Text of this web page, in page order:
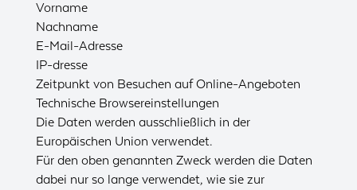
Vorname
Nachname
E-Mail-Adresse
IP-dresse
Zeitpunkt von Besuchen auf Online-Angeboten
Technische Browsereinstellungen
Die Daten werden ausschließlich in der
Europäischen Union verwendet.
Für den oben genannten Zweck werden die Daten
dabei nur so lange verwendet, wie sie zur